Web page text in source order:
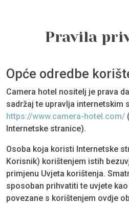
Pravila
Opće odredbe
Camera hotel nositelj je prava
sadržaj te upravlja internetskim
https://www.camera-hotel.com/
Internetske stranice).
Osoba koja koristi Internetske
Korisnik) korištenjem istih
primjenu Uvjeta korištenja.
sposoban prihvatiti te uvjete
povezane s korištenjem ovdje